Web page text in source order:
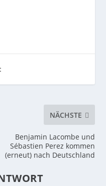
NÄCHSTE
Benjamin Lacombe und
Sébastien Perez kommen
(erneut) nach Deutschland